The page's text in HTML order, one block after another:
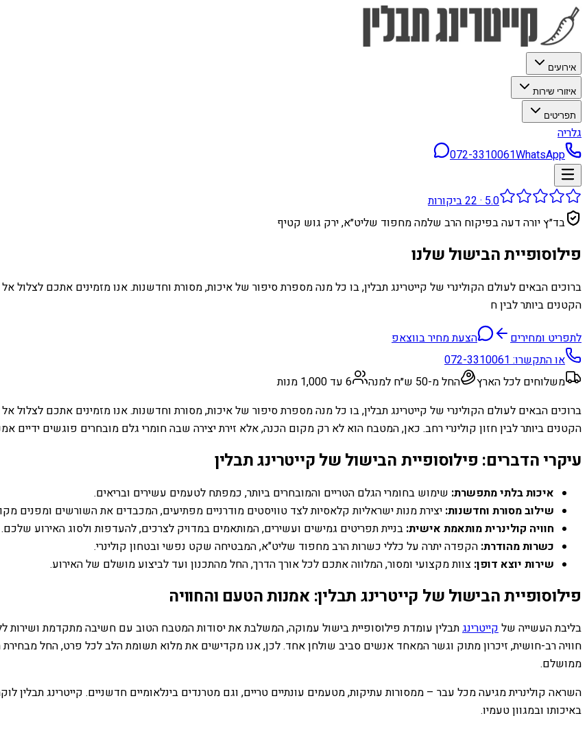
אירועים
איזורי שירות
תפריטים
גלריה
072-3310061WhatsApp
5.0
·
22ביקורות
בד״ץ יורה דעה בפיקוח הרב שלמה מחפוד שליט״א, ירק גוש קטיף
פילוסופיית הבישול שלנו
ברוכים הבאים לעולם הקולינרי של קייטרינג תבלין, בו כל מנה מספרת סיפור של איכות, מסורת וחדשנות. אנו מזמינים אתכם
הקטנים ביותר לבין ח
לתפריט ומחירים
הצעת מחיר בווצאפ
או התקשרו:072-3310061
משלוחים לכל הארץ
החל מ-50 ש״ח למנה
6 עד 1,000 מנות
ברוכים הבאים לעולם הקולינרי של קייטרינג תבלין, בו כל מנה מספרת סיפור של איכות, מסורת וחדשנות. אנו מזמינים אתכם
הקטנים ביותר לבין חזון קולינרי רחב. כאן, המטבח הוא לא רק מקום הכנה, אלא זירת יצירה שבה חומרי גלם מובחרים פוגשים ידיים
עיקרי הדברים: פילוסופיית הבישול של קייטרינג תבלין
איכות בלתי מתפשרת: שימוש בחומרי הגלם הטריים והמובחרים ביותר, כמפתח לטעמים עשירים ובריאים.
שילוב מסורת וחדשנות: יצירת מנות ישראליות קלאסיות לצד טוויסטים מודרניים מפתיעים, המכבדים את השורשים ומפנים
חוויה קולינרית מותאמת אישית: בניית תפריטים גמישים ועשירים, המותאמים במדויק לצרכים, להעדפות ולסוג האירוע שלכם.
כשרות מהודרת: הקפדה יתרה על כללי כשרות הרב מחפוד שליט"א, המבטיחה שקט נפשי ובטחון קולינרי.
שירות יוצא דופן: צוות מקצועי ומסור, המלווה אתכם לכל אורך הדרך, החל מהתכנון ועד לביצוע מושלם של האירוע.
פילוסופיית הבישול של קייטרינג תבלין: אמנות הטעם והחוויה
בליבת העשייה שלקייטרינגתבלין עומדת פילוסופיית בישול עמוקה, המשלבת את יסודות המטבח הטוב עם חשיבה מתקדמת ושירות
חוויה רב-חושית, זיכרון מתוק וגשר המאחד אנשים סביב שולחן אחד. לכן, אנו מקדישים את מלוא תשומת הלב לכל פרט, החל
ממושלם.
השראה קולינרית מגיעה מכל עבר – ממסורות עתיקות, מטעמים עונתיים טריים, וגם מטרנדים בינלאומיים חדשניים. קייטרינג
באיכותו ובמגוון טעמיו.